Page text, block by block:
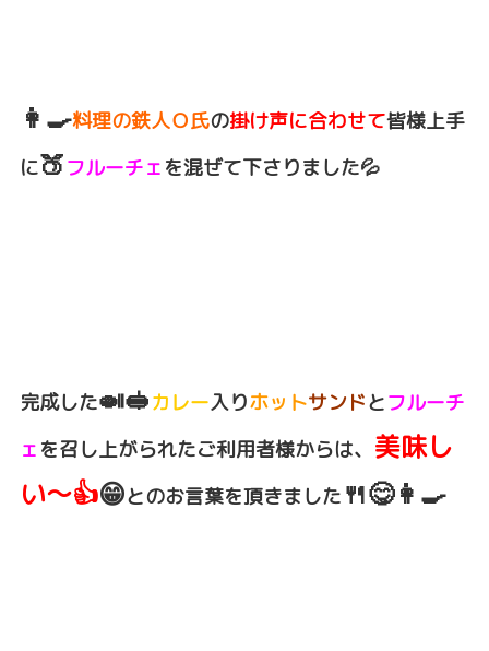
👩‍🍳料理の鉄人Ｏ氏の掛け声に合わせて皆様上手
に🍑フルーチェ を混ぜて下さりました💦
完成した🍛🥪カレー入りホットサンドとフルーチ
ェ を召し上がられたご利用者様からは、 美味し
い～👍😁とのお言葉を頂きました 🍴😋👩‍🍳